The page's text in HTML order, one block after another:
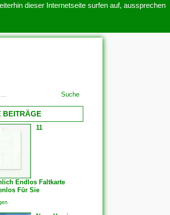
dieser Internetseite surfen auf, aussprechen
Suche
BEITRÄGE
11
Endlos Faltkarte
Für Sie